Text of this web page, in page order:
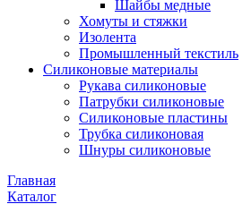
Шайбы медные
Хомуты и стяжки
Изолента
Промышленный текстиль
Силиконовые материалы
Рукава силиконовые
Патрубки силиконовые
Силиконовые пластины
Трубка силиконовая
Шнуры силиконовые
Главная
Каталог